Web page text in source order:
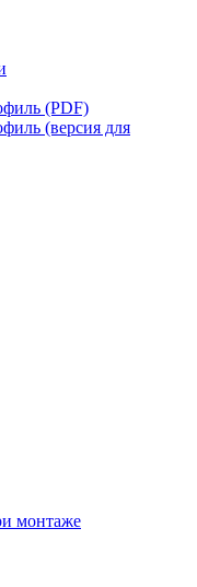
(PDF)
(версия для
монтаже